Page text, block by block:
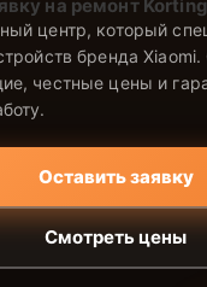
на ремонт Korting
центр, который
бренда
честные цены и
Оставить заявку
Смотреть цены